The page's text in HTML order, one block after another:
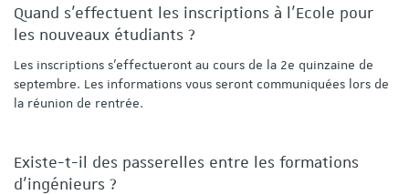
Quand s'effectuent les inscriptions à l'Ecole pour
les nouveaux étudiants ?
Les inscriptions s'effectueront au cours de la 2e quinzaine de
septembre. Les informations vous seront communiquées lors de
la réunion de rentrée.
Existe-t-il des passerelles entre les formations
d'ingénieurs ?